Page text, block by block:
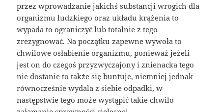
przez wprowadzanie jakichś substancji wrogich dla
organizmu ludzkiego oraz układu krążenia to
wypada to ograniczyć lub totalnie z tego
zrezygnować. Na początku zapewne wywoła to
chwilowe osłabienie organizmu, ponieważ jeżeli
jest on do czegoś przyzwyczajony i znienacka tego
nie dostanie to także się buntuje, niemniej jednak
równocześnie wydala z siebie odpadki, w
następstwie tego może wystąpić takie chwilo